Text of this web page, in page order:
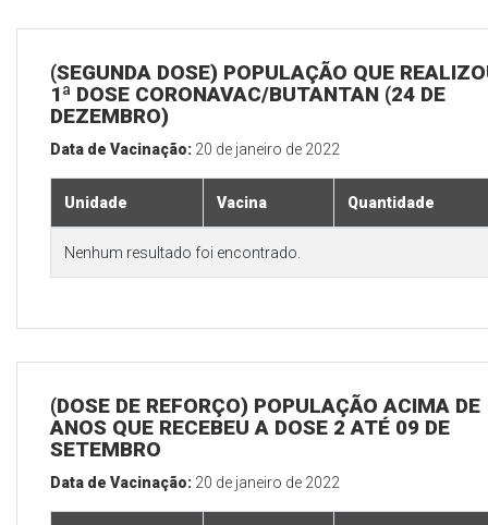
(SEGUNDA DOSE) POPULAÇÃO QUE
1ª DOSE CORONAVAC/BUTANTAN (24 DE
DEZEMBRO)
Data de Vacinação: 20 de janeiro de 2022
Unidade Vacina Quantidade
Nenhum resultado foi encontrado.
(DOSE DE REFORÇO) POPULAÇÃO ACIMA DE
ANOS QUE RECEBEU A DOSE 2 ATÉ 09 DE
SETEMBRO
Data de Vacinação: 20 de janeiro de 2022